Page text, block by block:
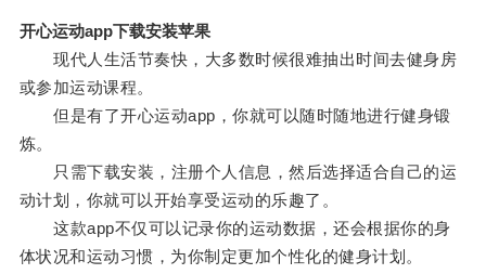
开心运动app下载安装苹果
现代人生活节奏快，大多数时候很难抽出时间去健身房
或参加运动课程。
但是有了开心运动app，你就可以随时随地进行健身锻
炼。
只需下载安装，注册个人信息，然后选择适合自己的运
动计划，你就可以开始享受运动的乐趣了。
这款app不仅可以记录你的运动数据，还会根据你的身
体状况和运动习惯，为你制定更加个性化的健身计划。